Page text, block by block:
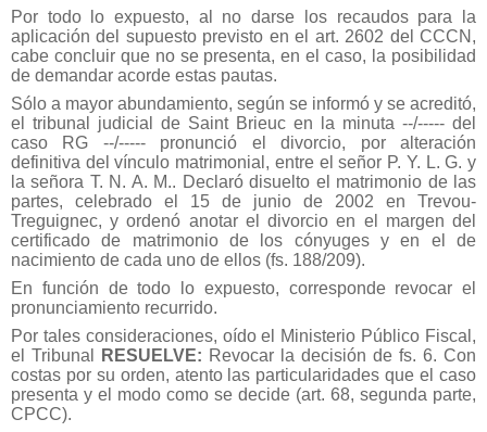
Por todo lo expuesto, al no darse los recaudos para la
aplicación del supuesto previsto en el art. 2602 del CCCN,
cabe concluir que no se presenta, en el caso, la posibilidad
de demandar acorde estas pautas.
Sólo a mayor abundamiento, según se informó y se acreditó,
el tribunal judicial de Saint Brieuc en la minuta --/----- del
caso RG --/----- pronunció el divorcio, por alteración
definitiva del vínculo matrimonial, entre el señor P. Y. L. G. y
la señora T. N. A. M.. Declaró disuelto el matrimonio de las
partes, celebrado el 15 de junio de 2002 en Trevou-
Treguignec, y ordenó anotar el divorcio en el margen del
certificado de matrimonio de los cónyuges y en el de
nacimiento de cada uno de ellos (fs. 188/209).
En función de todo lo expuesto, corresponde revocar el
pronunciamiento recurrido.
Por tales consideraciones, oído el Ministerio Público Fiscal,
el Tribunal
RESUELVE: Revocar la decisión de fs. 6. Con
costas por su orden, atento las particularidades que el caso
presenta y el modo como se decide (art. 68, segunda parte,
CPCC).